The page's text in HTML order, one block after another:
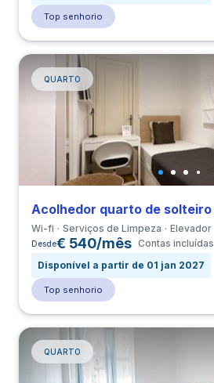
Top senhorio
QUARTO
Wi-fi Serviços de Limpeza Elevador
Desde€ 540/mês Contas incluídas
Disponível a partir de 01 jan 2027
Top senhorio
QUARTO